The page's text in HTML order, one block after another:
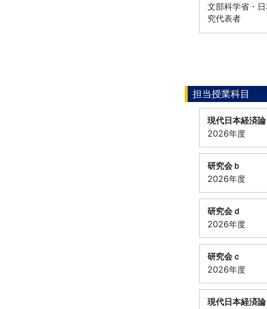
文部科学省・
究代表者
担当授業科目
現代日本経済
2026年度
研究会ｂ
2026年度
研究会ｄ
2026年度
研究会ｃ
2026年度
現代日本経済論